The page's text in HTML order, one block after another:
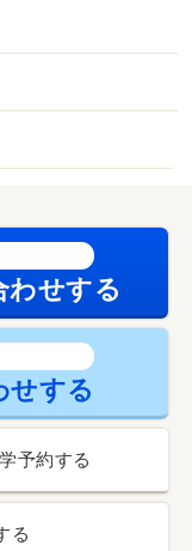
わせする
せする
予約する
る